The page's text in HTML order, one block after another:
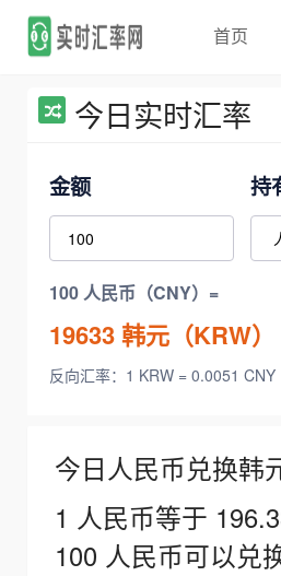
首页
今日实时汇率
金额 持
100 人民币（CNY）=
19633韩元（KRW）
反向汇率：1 KRW = 0.0051 CNY
今日人民币兑换韩
1 人民币等于
100 人民币可以兑